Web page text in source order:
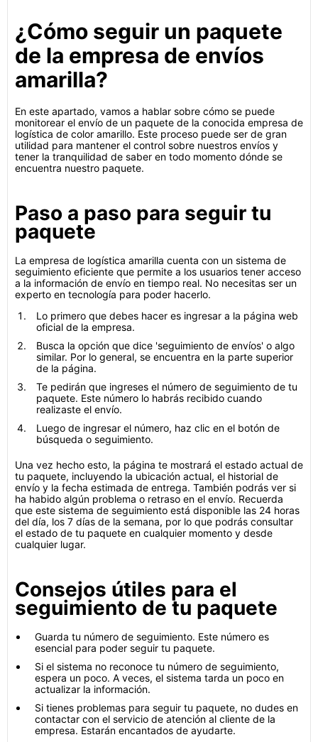
¿Cómo seguir un paquete
de la empresa de envíos
amarilla?
En este apartado, vamos a hablar sobre cómo se puede
monitorear el envío de un paquete de la conocida empresa de
logística de color amarillo. Este proceso puede ser de gran
utilidad para mantener el control sobre nuestros envíos y
tener la tranquilidad de saber en todo momento dónde se
encuentra nuestro paquete.
Paso a paso para seguir tu
paquete
La empresa de logística amarilla cuenta con un sistema de
seguimiento eficiente que permite a los usuarios tener acceso
a la información de envío en tiempo real. No necesitas ser un
experto en tecnología para poder hacerlo.
Lo primero que debes hacer es ingresar a la página web
oficial de la empresa.
Busca la opción que dice 'seguimiento de envíos' o algo
similar. Por lo general, se encuentra en la parte superior
de la página.
Te pedirán que ingreses el número de seguimiento de tu
paquete. Este número lo habrás recibido cuando
realizaste el envío.
Luego de ingresar el número, haz clic en el botón de
búsqueda o seguimiento.
Una vez hecho esto, la página te mostrará el estado actual de
tu paquete, incluyendo la ubicación actual, el historial de
envío y la fecha estimada de entrega. También podrás ver si
ha habido algún problema o retraso en el envío. Recuerda
que este sistema de seguimiento está disponible las 24 horas
del día, los 7 días de la semana, por lo que podrás consultar
el estado de tu paquete en cualquier momento y desde
cualquier lugar.
Consejos útiles para el
seguimiento de tu paquete
Guarda tu número de seguimiento. Este número es
esencial para poder seguir tu paquete.
Si el sistema no reconoce tu número de seguimiento,
espera un poco. A veces, el sistema tarda un poco en
actualizar la información.
Si tienes problemas para seguir tu paquete, no dudes en
contactar con el servicio de atención al cliente de la
empresa. Estarán encantados de ayudarte.